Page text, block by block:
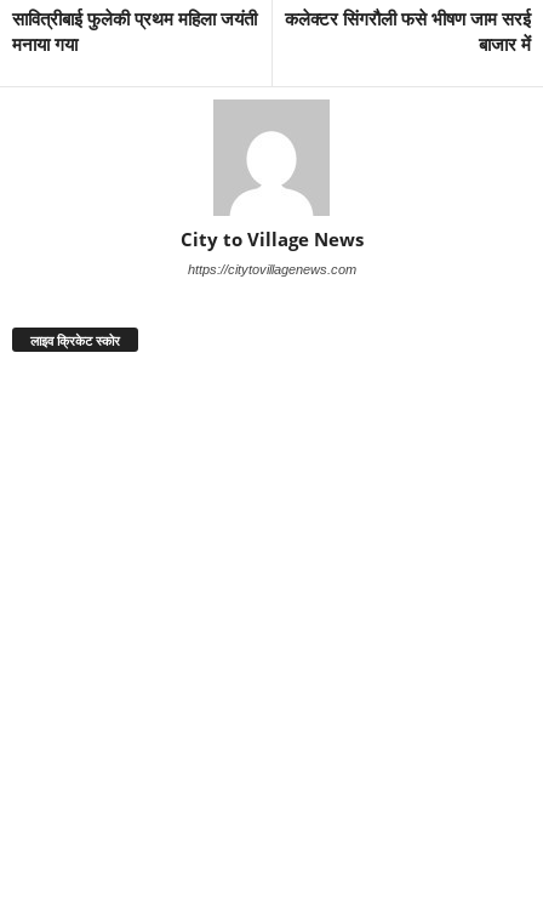
सावित्रीबाई फुलेकी प्रथम महिला जयंती
मनाया गया
कलेक्टर सिंगरौली फसे भीषण जाम सरई
बाजार में
City to Village News
https://citytovillagenews.com
लाइव क्रिकेट स्कोर